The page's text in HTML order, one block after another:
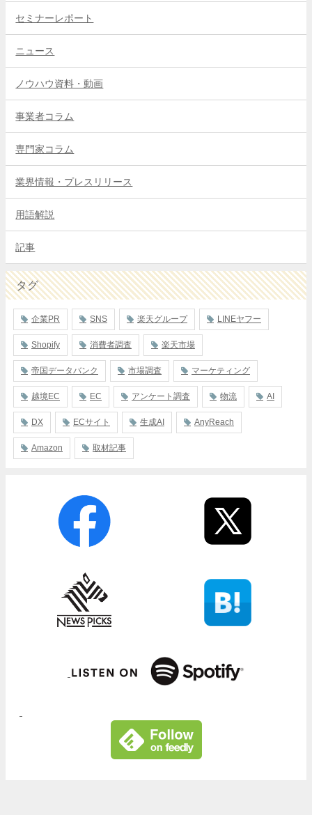
セミナーレポート
ニュース
ノウハウ資料・動画
事業者コラム
専門家コラム
業界情報・プレスリリース
用語解説
記事
タグ
企業PR SNS 楽天グループ LINEヤフー
Shopify 消費者調査 楽天市場
帝国データバンク 市場調査 マーケティング
越境EC EC アンケート調査 物流 AI
DX ECサイト 生成AI AnyReach
Amazon 取材記事